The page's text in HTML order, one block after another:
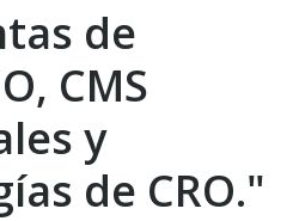
de
CMS
y
de CRO."